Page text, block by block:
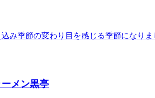
み季節の変わり目を感じる季節になり
メン黒亭